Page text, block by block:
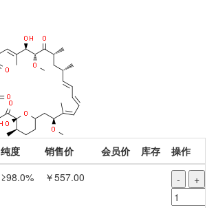
纯度 销售价 会员价 库存
操作
≥98.0% ￥557.00 - +